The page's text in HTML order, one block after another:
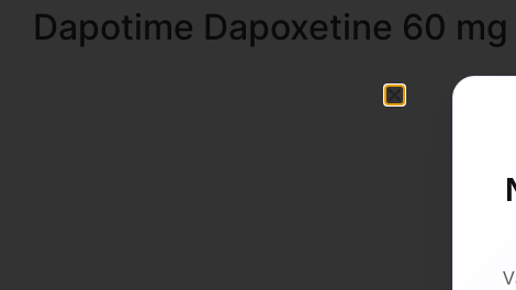
Dapotime Dapoxetine 60 mg